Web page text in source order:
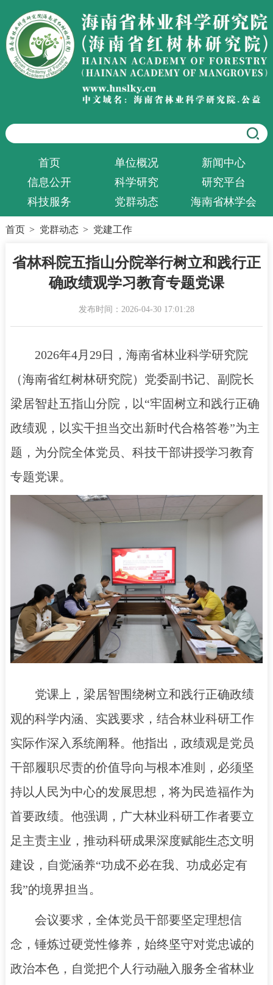
首页 单位概况
新闻中心
信息公开
科学研究
研究平台
科技服务
党群动态 海南省林学会
首页 > 党群动态 > 党建工作
省林科院五指山分院举行树立和践行正
确政绩观学习教育专题党课
发布时间：2026-04-30 17:01:28
2026年4月29日，海南省林业科学研究院
（海南省红树林研究院）党委副书记、副院长
梁居智赴五指山分院，以“牢固树立和践行正确
政绩观，以实干担当交出新时代合格答卷”为主
题，为分院全体党员、科技干部讲授学习教育
专题党课。
党课上，梁居智围绕树立和践行正确政绩
观的科学内涵、实践要求，结合林业科研工作
实际作深入系统阐释。他指出，政绩观是党员
干部履职尽责的价值导向与根本准则，必须坚
持以人民为中心的发展思想，将为民造福作为
首要政绩。他强调，广大林业科研工作者要立
足主责主业，推动科研成果深度赋能生态文明
建设，自觉涵养“功成不必在我、功成必定有
我”的境界担当。
会议要求，全体党员干部要坚定理想信
念，锤炼过硬党性修养，始终坚守对党忠诚的
政治本色，自觉把个人行动融入服务全省林业